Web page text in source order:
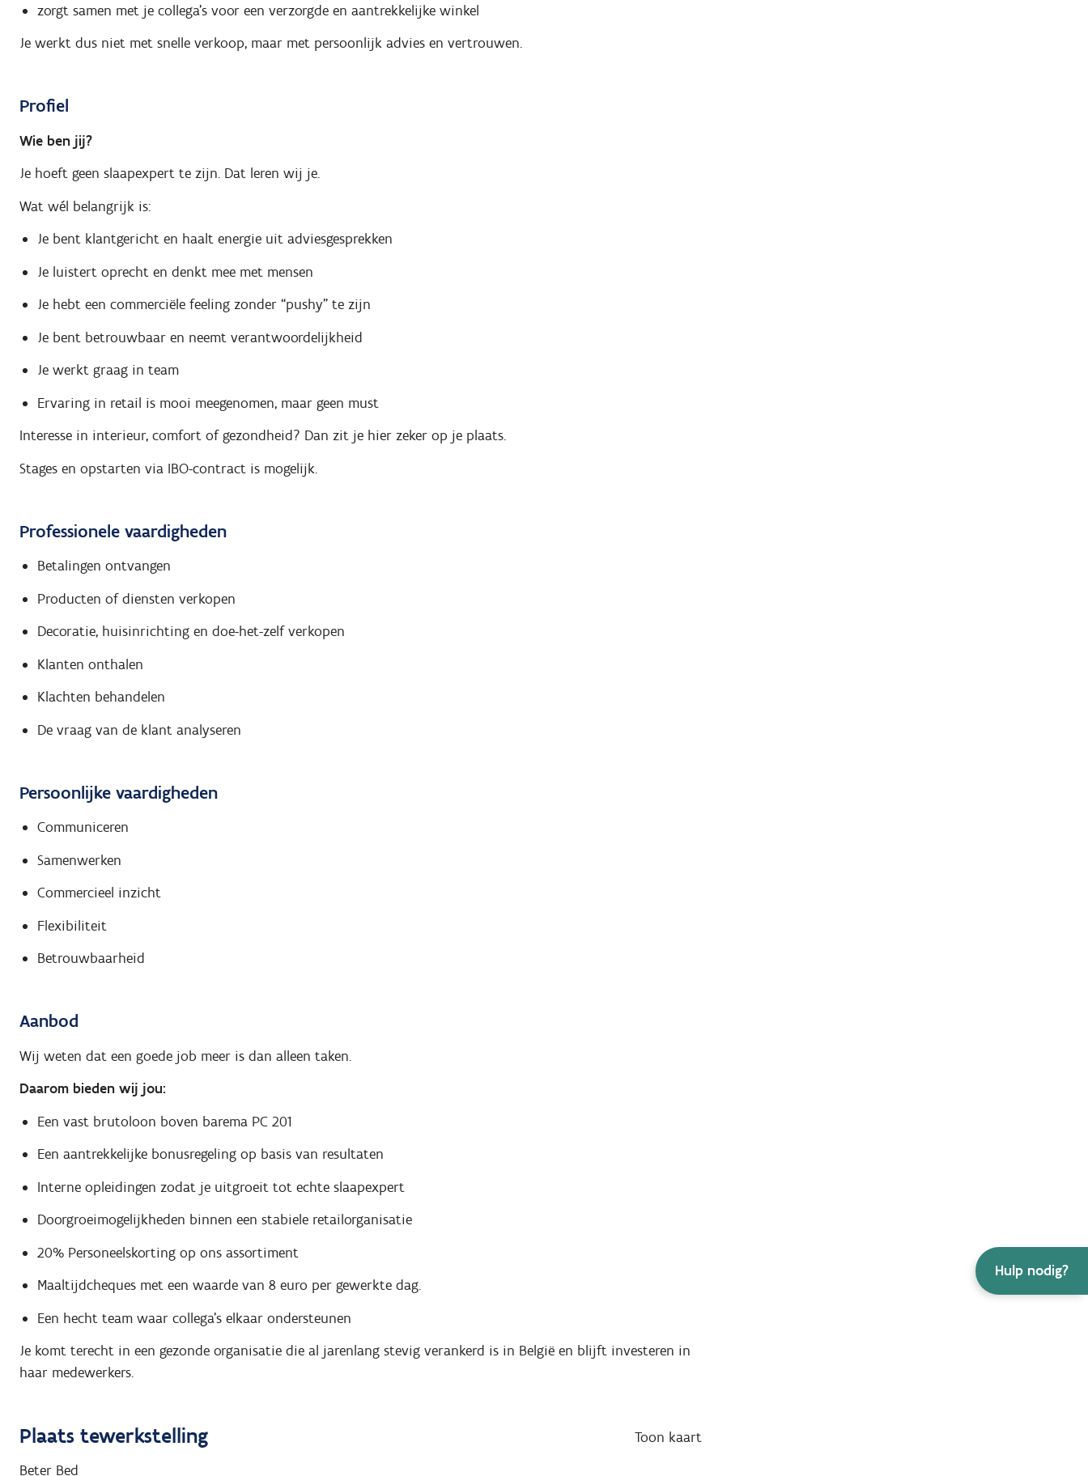
Hulp nodig?
zorgt samen met je collega’s voor een verzorgde en aantrekkelijke winkel
Je werkt dus niet met snelle verkoop, maar met persoonlijk advies en vertrouwen.
Profiel
Wie ben jij?
Je hoeft geen slaapexpert te zijn. Dat leren wij je.
Wat wél belangrijk is:
Je bent klantgericht en haalt energie uit adviesgesprekken
Je luistert oprecht en denkt mee met mensen
Je hebt een commerciële feeling zonder “pushy” te zijn
Je bent betrouwbaar en neemt verantwoordelijkheid
Je werkt graag in team
Ervaring in retail is mooi meegenomen, maar geen must
Interesse in interieur, comfort of gezondheid? Dan zit je hier zeker op je plaats.
Stages en opstarten via IBO-contract is mogelijk.
Professionele vaardigheden
Betalingen ontvangen
Producten of diensten verkopen
Decoratie, huisinrichting en doe-het-zelf verkopen
Klanten onthalen
Klachten behandelen
De vraag van de klant analyseren
Persoonlijke vaardigheden
Communiceren
Samenwerken
Commercieel inzicht
Flexibiliteit
Betrouwbaarheid
Aanbod
Wij weten dat een goede job meer is dan alleen taken.
Daarom bieden wij jou:
Een vast brutoloon boven barema PC 201
Een aantrekkelijke bonusregeling op basis van resultaten
Interne opleidingen zodat je uitgroeit tot echte slaapexpert
Doorgroeimogelijkheden binnen een stabiele retailorganisatie
20% Personeelskorting op ons assortiment
Maaltijdcheques met een waarde van 8 euro per gewerkte dag.
Een hecht team waar collega’s elkaar ondersteunen
Je komt terecht in een gezonde organisatie die al jarenlang stevig verankerd is in België en blijft investeren in
haar medewerkers.
Plaats tewerkstelling Toon kaart
Beter Bed